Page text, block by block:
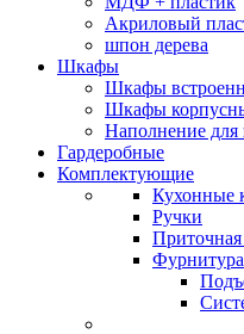
Акриловый
шпон дерева
Шкафы
Шкафы
Шкафы
Наполнение
Гардеробные
Комплектующие
Кухонные
Ручки
Фурнитура